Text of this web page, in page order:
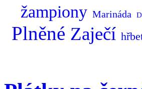
žampiony Marináda
Plněné Zaječí